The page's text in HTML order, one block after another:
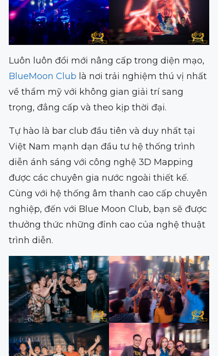
Luôn luôn đổi mới nâng cấp trong diện mạo,
BlueMoon Club là nơi trải nghiệm thú vị nhất
về thẩm mỹ với không gian giải trí sang
trọng, đẳng cấp và theo kịp thời đại.
Tự hào là bar club đầu tiên và duy nhất tại
Việt Nam mạnh dạn đầu tư hệ thống trình
diễn ánh sáng với công nghệ 3D Mapping
được các chuyên gia nước ngoài thiết kế.
Cùng với hệ thống âm thanh cao cấp chuyên
nghiệp, đến với Blue Moon Club, bạn sẽ được
thưởng thức những đỉnh cao của nghệ thuật
trình diễn.